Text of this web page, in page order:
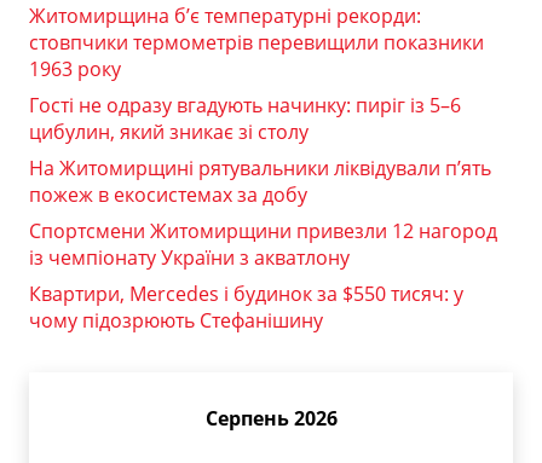
Житомирщина б’є температурні рекорди:
стовпчики термометрів перевищили показники
1963 року
Гості не одразу вгадують начинку: пиріг із 5–6
цибулин, який зникає зі столу
На Житомирщині рятувальники ліквідували п’ять
пожеж в екосистемах за добу
Спортсмени Житомирщини привезли 12 нагород
із чемпіонату України з акватлону
Квартири, Mercedes і будинок за $550 тисяч: у
чому підозрюють Стефанішину
Серпень 2026